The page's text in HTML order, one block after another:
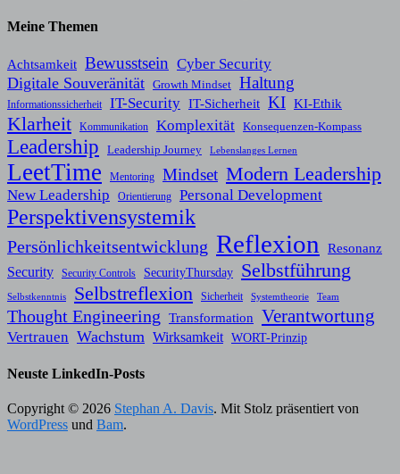
Meine Themen
Achtsamkeit Bewusstsein Cyber Security
Digitale Souveränität Growth Mindset Haltung
Informationssicherheit IT-Security IT-Sicherheit KI KI-Ethik
Klarheit Kommunikation Komplexität Konsequenzen-Kompass
Leadership Leadership Journey Lebenslanges Lernen
LeetTime Mentoring Mindset Modern Leadership
New Leadership Orientierung Personal Development
Perspektivensystemik
Persönlichkeitsentwicklung Reflexion
Resonanz
Security
Security Controls SecurityThursday Selbstführung
Selbstkenntnis Selbstreflexion Sicherheit Systemtheorie Team
Thought Engineering Transformation Verantwortung
Vertrauen Wachstum Wirksamkeit WORT-Prinzip
Neuste LinkedIn-Posts
Copyright © 2026 Stephan A. Davis. Mit Stolz präsentiert von
WordPress und Bam.